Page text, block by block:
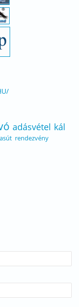
adásvétel kál
rendezvény